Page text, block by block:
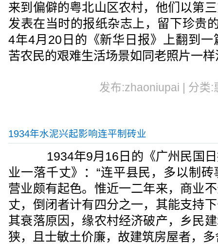
来到偏僻的粤北山区农村，他们以第
发表在当时的报纸杂志上，留下珍贵
4年4月20日的《新华日报》上翻到
苦农民的艰难生活场景如同老照片一
发布:zhaoniupai | 分类
1934年水泥兴起影响连平制砖业
1934年9月16日的《广州民国日
业一落千丈》：“连平县民，多以制
营业颇有起色。惟近一二年来，商业
丈，倒闭者计有四分之一，其能支持
其衰落原因，缘农村经济破产，乡民
狭，且士敏土价廉，故建筑房屋者，